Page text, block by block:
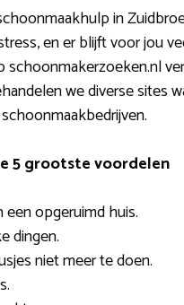
in
en er blijft voor jou
we diverse sites
5 grootste voordelen
opgeruimd huis.
dingen.
niet meer te doen.